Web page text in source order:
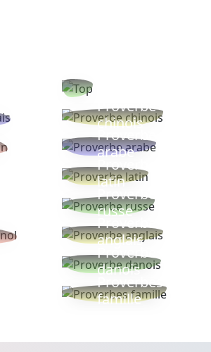
Proverbe
chinois
Proverbe
arabe
Proverbe
latin
Proverbe
russe
Proverbe
anglais
Proverbe
danois
Proverbes
famille